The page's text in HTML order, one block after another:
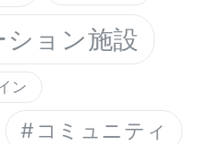
ョン施設
ン
コミュニティ